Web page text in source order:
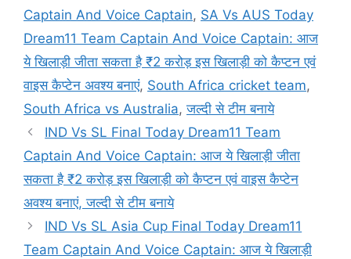
Captain And Voice Captain, SA Vs AUS Today
Dream11 Team Captain And Voice Captain: आज
ये खिलाड़ी जीता सकता है ₹2 करोड़ इस खिलाड़ी को कैप्टन एवं
वाइस कैप्टेन अवश्य बनाएं, South Africa cricket team,
South Africa vs Australia,जल्दी से टीम बनाये
IND Vs SL Final Today Dream11 Team
Captain And Voice Captain: आज ये खिलाड़ी जीता
सकता है ₹2 करोड़ इस खिलाड़ी को कैप्टन एवं वाइस कैप्टेन
अवश्य बनाएं, जल्दी से टीम बनाये
IND Vs SL Asia Cup Final Today Dream11
Team Captain And Voice Captain: आज ये खिलाड़ी